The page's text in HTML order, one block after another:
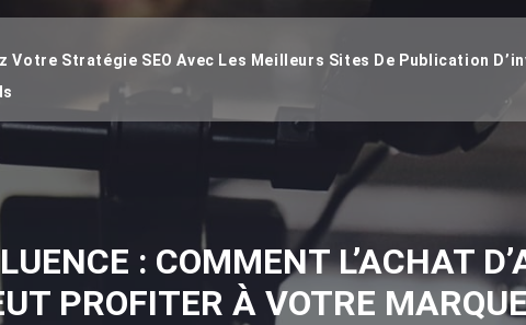
Votre Stratégie SEO Avec Les Meilleurs Sites De Publication
: COMMENT L’ACHAT
PROFITER À VOTRE